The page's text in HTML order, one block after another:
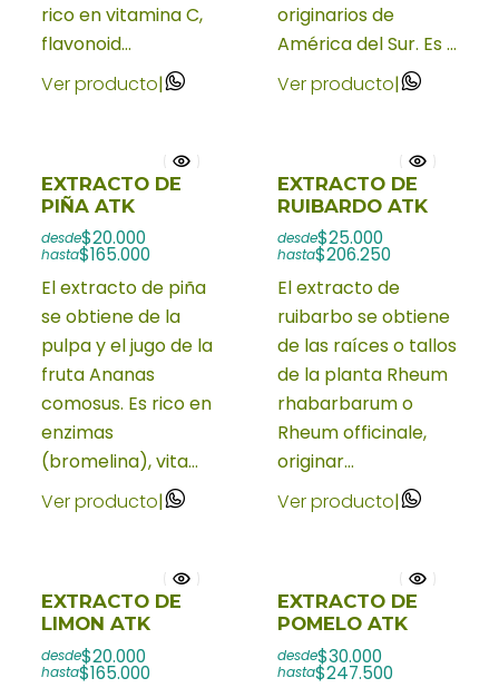
rico en vitamina C,
flavonoid...
Ver producto|
originarios de
América del Sur. Es ...
Ver producto|
EXTRACTO DE
PIÑA ATK
desde$20.000
hasta$165.000
El extracto de piña
se obtiene de la
pulpa y el jugo de la
fruta Ananas
comosus. Es rico en
enzimas
(bromelina), vita...
Ver producto|
EXTRACTO DE
RUIBARDO ATK
desde$25.000
hasta$206.250
El extracto de
ruibarbo se obtiene
de las raíces o tallos
de la planta Rheum
rhabarbarum o
Rheum officinale,
originar...
Ver producto|
EXTRACTO DE
LIMON ATK
desde$20.000
hasta$165.000
EXTRACTO DE
POMELO ATK
desde$30.000
hasta$247.500